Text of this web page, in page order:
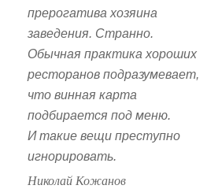
прерогатива хозяина
заведения. Странно.
Обычная практика хороших
ресторанов подразумевает,
что винная карта
подбирается под меню.
И такие вещи преступно
игнорировать.
Николай Кожанов